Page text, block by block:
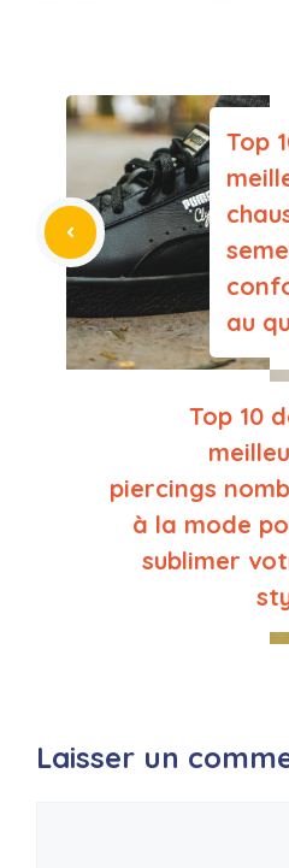
Top
au
Top 10
piercings
à la mode
sublimer
Laisser un